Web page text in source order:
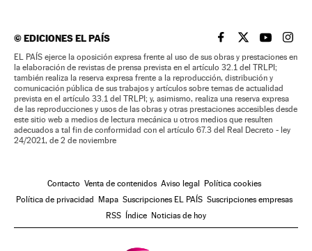
©EDICIONES EL PAÍS EL PAÍS BRASIL EN
EL PAÍSEL PAÍS
EL
EL PAÍS ejerce la oposición expresa frente al uso de sus obras y prestaciones en
la elaboración de revistas de prensa prevista en el artículo 32.1 del TRLPI;
también realiza la reserva expresa frente a la reproducción, distribución y
comunicación pública de sus trabajos y artículos sobre temas de actualidad
prevista en el artículo 33.1 del TRLPI; y, asimismo, realiza una reserva expresa
de las reproducciones y usos de las obras y otras prestaciones accesibles desde
este sitio web a medios de lectura mecánica u otros medios que resulten
adecuados a tal fin de conformidad con el artículo 67.3 del Real Decreto - ley
24/2021, de 2 de noviembre
Contacto Venta de contenidos Aviso legal Política cookies
Política de privacidad Mapa Suscripciones EL PAÍS Suscripciones empresas
RSS Índice Noticias de hoy